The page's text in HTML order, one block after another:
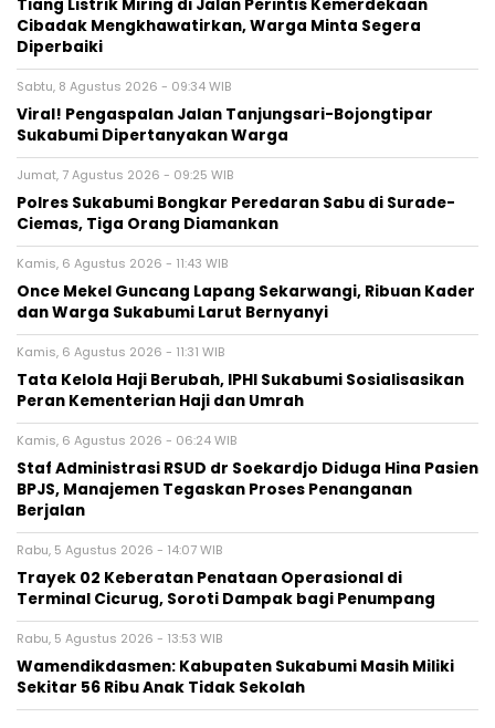
Tiang Listrik Miring di Jalan Perintis Kemerdekaan
Cibadak Mengkhawatirkan, Warga Minta Segera
Diperbaiki
Sabtu, 8 Agustus 2026 - 09:34 WIB
Viral! Pengaspalan Jalan Tanjungsari-Bojongtipar
Sukabumi Dipertanyakan Warga
Jumat, 7 Agustus 2026 - 09:25 WIB
Polres Sukabumi Bongkar Peredaran Sabu di Surade-
Ciemas, Tiga Orang Diamankan
Kamis, 6 Agustus 2026 - 11:43 WIB
Once Mekel Guncang Lapang Sekarwangi, Ribuan Kader
dan Warga Sukabumi Larut Bernyanyi
Kamis, 6 Agustus 2026 - 11:31 WIB
Tata Kelola Haji Berubah, IPHI Sukabumi Sosialisasikan
Peran Kementerian Haji dan Umrah
Kamis, 6 Agustus 2026 - 06:24 WIB
Staf Administrasi RSUD dr Soekardjo Diduga Hina Pasien
BPJS, Manajemen Tegaskan Proses Penanganan
Berjalan
Rabu, 5 Agustus 2026 - 14:07 WIB
‎Trayek 02 Keberatan Penataan Operasional di
Terminal Cicurug, Soroti Dampak bagi Penumpang
Rabu, 5 Agustus 2026 - 13:53 WIB
Wamendikdasmen: Kabupaten Sukabumi Masih Miliki
Sekitar 56 Ribu Anak Tidak Sekolah